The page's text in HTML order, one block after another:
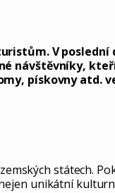
V
návštěvníky,
pískovny atd.
státech.
unikátní